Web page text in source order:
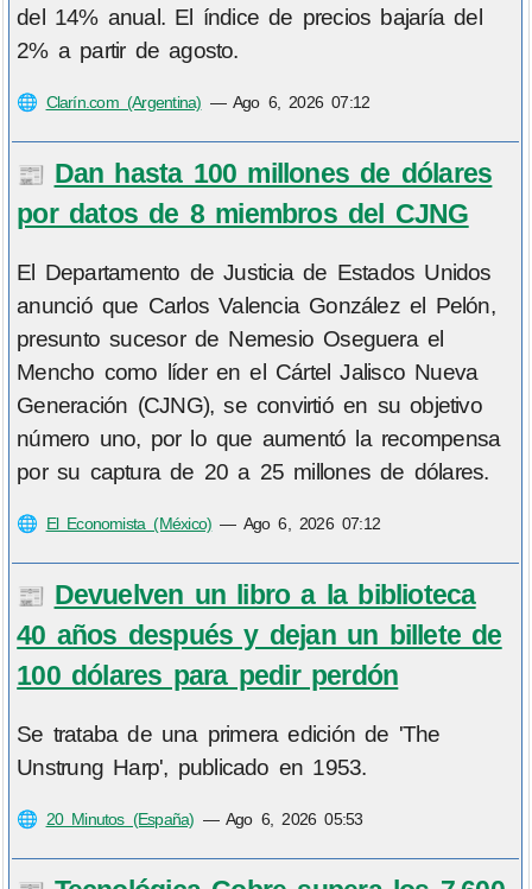
del 14% anual. El índice de precios bajaría del
2% a partir de agosto.
🌐 Clarín.com (Argentina) — Ago 6, 2026 07:12
📰 Dan hasta 100 millones de dólares
por datos de 8 miembros del CJNG
El Departamento de Justicia de Estados Unidos
anunció que Carlos Valencia González el Pelón,
presunto sucesor de Nemesio Oseguera el
Mencho como líder en el Cártel Jalisco Nueva
Generación (CJNG), se convirtió en su objetivo
número uno, por lo que aumentó la recompensa
por su captura de 20 a 25 millones de dólares.
🌐 El Economista (México) — Ago 6, 2026 07:12
📰 Devuelven un libro a la biblioteca
40 años después y dejan un billete de
100 dólares para pedir perdón
Se trataba de una primera edición de 'The
Unstrung Harp', publicado en 1953.
🌐 20 Minutos (España) —Ago 6, 2026 05:53